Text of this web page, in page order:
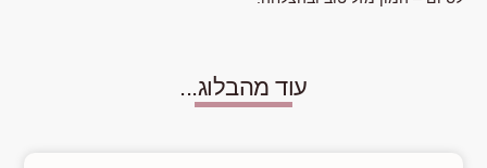
עוד מהבלוג...